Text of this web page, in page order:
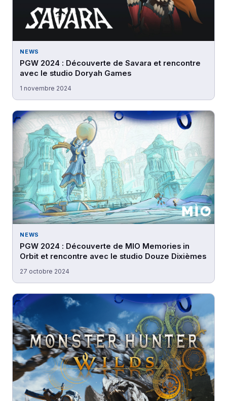
NEWS
PGW 2024 : Découverte de Savara et rencontre
avec le studio Doryah Games
1 novembre 2024
NEWS
PGW 2024 : Découverte de MIO Memories in
Orbit et rencontre avec le studio Douze Dixièmes
27 octobre 2024